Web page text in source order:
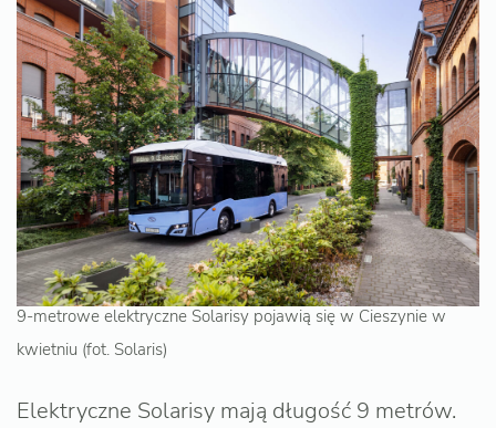
9-metrowe elektryczne Solarisy pojawią się w Cieszynie w
kwietniu (fot. Solaris)
Elektryczne Solarisy mają długość 9 metrów.